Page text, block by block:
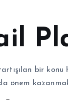
bir
önem